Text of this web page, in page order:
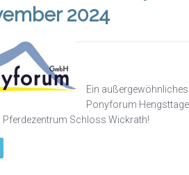
2024
Ein
Ponyforum
Pferdezentrum Schloss Wickrath!